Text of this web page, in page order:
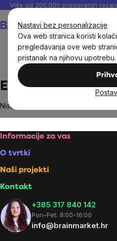
Nastavi bez personalizacije
Ova web stranica koristi
pregledavanja ove web
pristanak na njihovu
Preskoči
sadržaj
Više od 200.000 provjerenih
Ekolife Natura
Ekolife Natura
Nisu pronađeni proizvodi marke
Footer
Informacije za vas
O tvrtki
Naši projekti
Kontakt
+385 317 840 142
Pon-Pet: 8:00-16:00
info@brainmarket.hr